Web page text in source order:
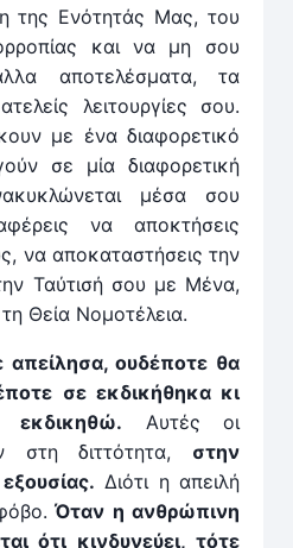
της Ενότητάς Μας, του
και να μη σου
αποτελέσματα, τα
λειτουργίες σου.
με ένα διαφορετικό
σε μία διαφορετική
μέσα σου
να αποκτήσεις
να αποκαταστήσεις την
Ταύτισή σου με Μένα,
Θεία Νομοτέλεια.
ουδέποτε θα
σε εκδικήθηκα κι
Αυτές οι
στη διττότητα, στην
Διότι η απειλή
Όταν η ανθρώπινη
ότι κινδυνεύει, τότε